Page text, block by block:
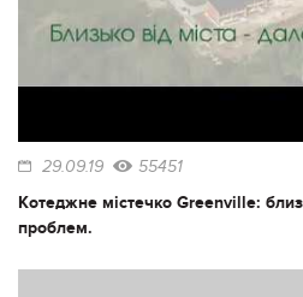
29.09.19 55451
Котеджне містечко Greenville:
проблем.